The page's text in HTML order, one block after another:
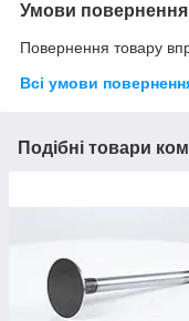
Умови повернення
Повернення товару
Всі умови
Подібні товари